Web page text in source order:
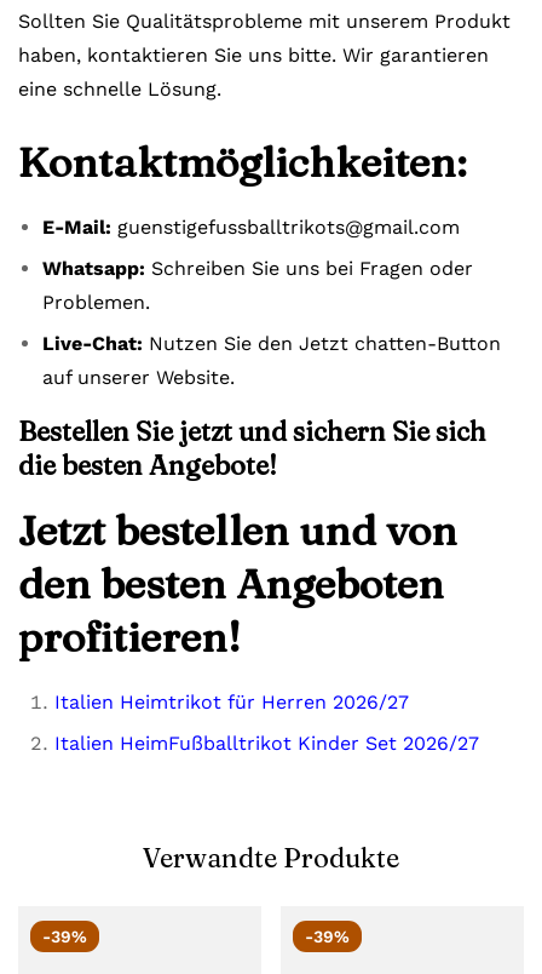
Sollten Sie Qualitätsprobleme mit unserem Produkt
haben, kontaktieren Sie uns bitte. Wir garantieren
eine schnelle Lösung.
Kontaktmöglichkeiten:
E-Mail: guenstigefussballtrikots@gmail.com
Whatsapp: Schreiben Sie uns bei Fragen oder
Problemen.
Live-Chat: Nutzen Sie den Jetzt chatten-Button
auf unserer Website.
Bestellen Sie jetzt und sichern Sie sich
die besten Angebote!
Jetzt bestellen und von
den besten Angeboten
profitieren!
Italien Heimtrikot für Herren 2026/27
Italien HeimFußballtrikot Kinder Set 2026/27
Verwandte Produkte
-39% -39%